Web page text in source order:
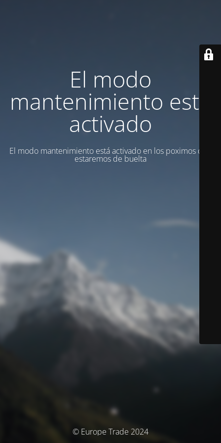
El modo
mantenimiento está
activado
El modo mantenimiento está activado en los poximos dias
estaremos de buelta
© Europe Trade 2024